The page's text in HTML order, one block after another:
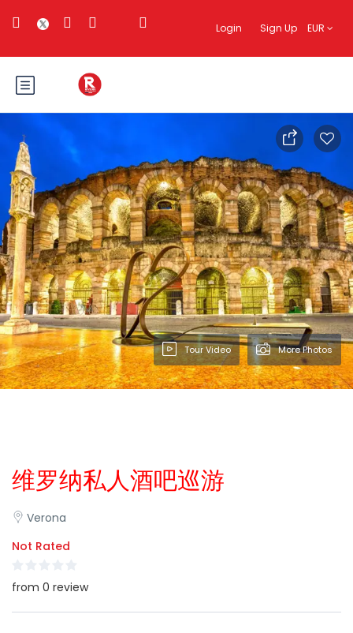
Login Sign Up EUR
Tour Video More Photos
维罗纳私人酒吧巡游
Verona
Not Rated
from 0 review